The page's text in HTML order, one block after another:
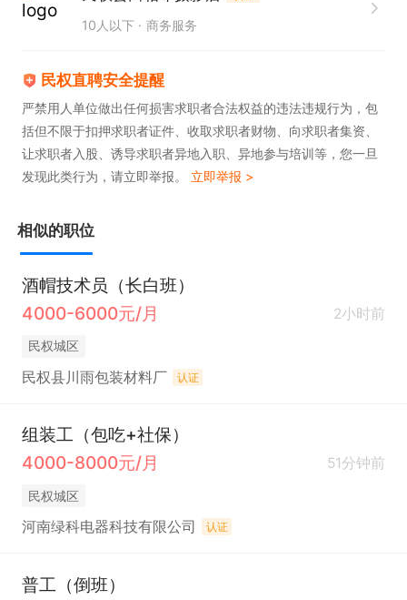
10人以下 商务服务
民权直聘安全提醒
严禁用人单位做出任何损害求职者合法权益的违法违规行为，包
括但不限于扣押求职者证件、收取求职者财物、向求职者集资、
让求职者入股、诱导求职者异地入职、异地参与培训等，您一旦
发现此类行为，请立即举报。 立即举报 >
相似的职位
酒帽技术员（长白班）
4000-6000元/月
2小时前
民权城区
民权县川雨包装材料厂 认证
组装工（包吃+社保）
4000-8000元/月
51分钟前
民权城区
河南绿科电器科技有限公司 认证
普工（倒班）